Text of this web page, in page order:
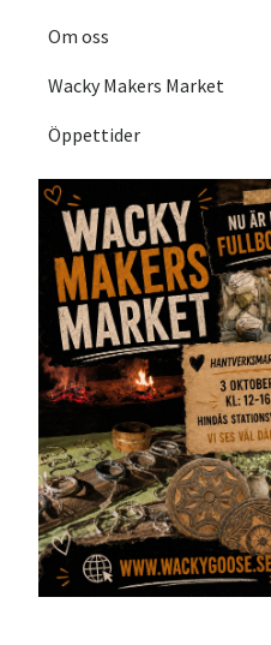
Om oss
Wacky Makers Market
Öppettider